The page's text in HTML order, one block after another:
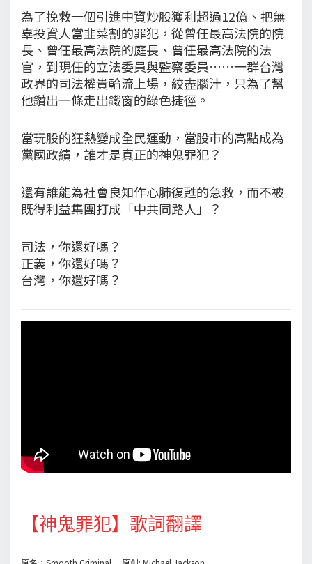
為了挽救一個引進中資炒股獲利超過12億、把無
辜投資人當韭菜割的罪犯，從曾任最高法院的院
長、曾任最高法院的庭長、曾任最高法院的法
官，到現任的立法委員與監察委員……一群台灣
政界的司法權貴輪流上場，絞盡腦汁，只為了幫
他鑽出一條走出鐵窗的綠色捷徑。
當玩股的狂熱變成全民運動，當股市的高點成為
黨國政績，誰才是真正的神鬼罪犯？
還有誰能為社會良知作心肺復甦的急救，而不被
既得利益集團打成「中共同路人」？
司法，你還好嗎？
正義，你還好嗎？
台灣，你還好嗎？
【神鬼罪犯】歌詞翻譯